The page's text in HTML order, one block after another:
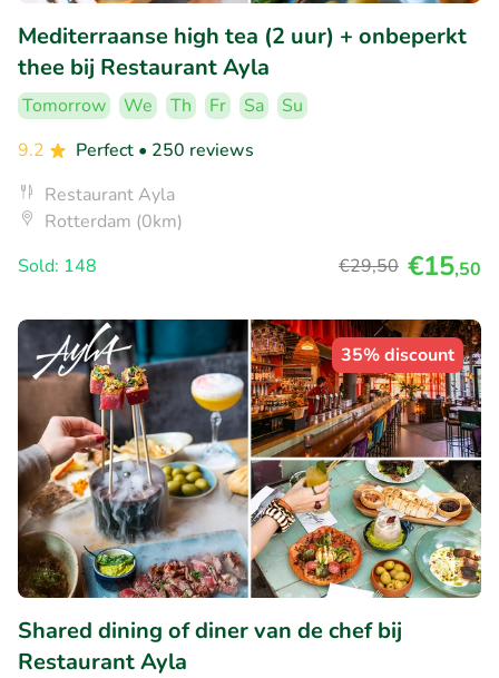
Mediterraanse high tea (2 uur) + onbeperkt
thee bij Restaurant Ayla
Tomorrow We Th Fr Sa
Su
9.2
Perfect • 250 reviews
Restaurant Ayla
Rotterdam (0km)
Sold: 148
€29,50 €15,50
35% discount
Shared dining of diner van de chef bij
Restaurant Ayla